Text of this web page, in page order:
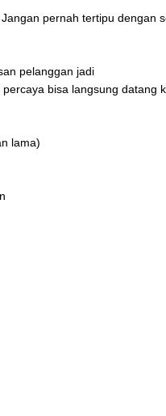
pernah tertipu dengan
pelanggan jadi
bisa langsung datang
lama)